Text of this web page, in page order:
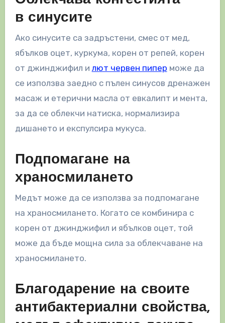
в синусите
Ако синусите са задръстени, смес от мед,
ябълков оцет, куркума, корен от репей, корен
от джинджифил и лют червен пипер може да
се използва заедно с пълен синусов дренажен
масаж и етерични масла от евкалипт и мента,
за да се облекчи натиска, нормализира
дишането и експулсира мукуса.
Подпомагане на
храносмилането
Медът може да се използва за подпомагане
на храносмилането. Когато се комбинира с
корен от джинджифил и ябълков оцет, той
може да бъде мощна сила за облекчаване на
храносмилането.
Благодарение на своите
антибактериални свойства,